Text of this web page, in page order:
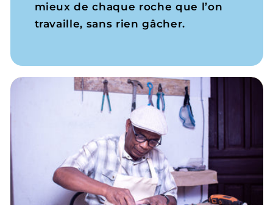
mieux de chaque roche que l’on
travaille, sans rien gâcher.